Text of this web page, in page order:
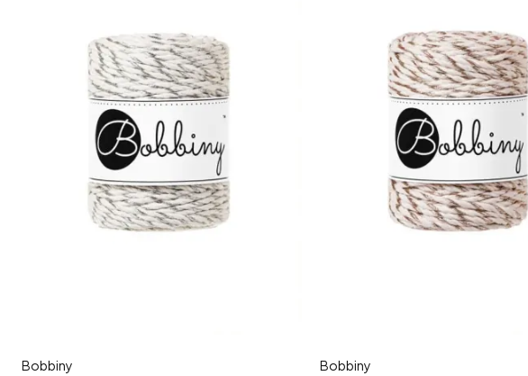
Producent
Bobbiny Producent
Bobbiny